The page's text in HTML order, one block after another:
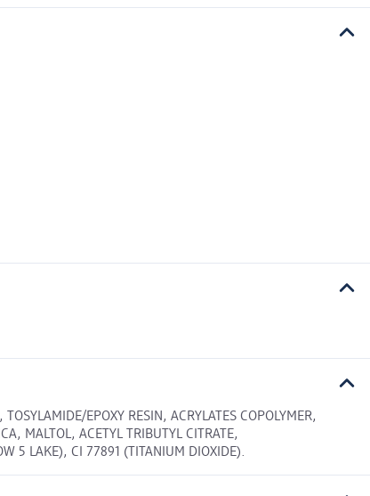
EPOXY RESIN, ACRYLATES COPOLYMER,
MALTOL, ACETYL TRIBUTYL CITRATE,
5 LAKE), CI 77891 (TITANIUM DIOXIDE).